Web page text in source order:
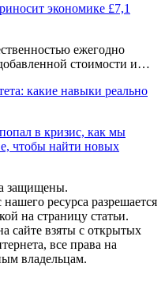
экономике £7,1
ежегодно
стоимости и…
какие навыки реально
в кризис, как мы
чтобы найти новых
защищены.
ресурса разрешается
на страницу статьи.
сайте взяты с открытых
все права на
владельцам.